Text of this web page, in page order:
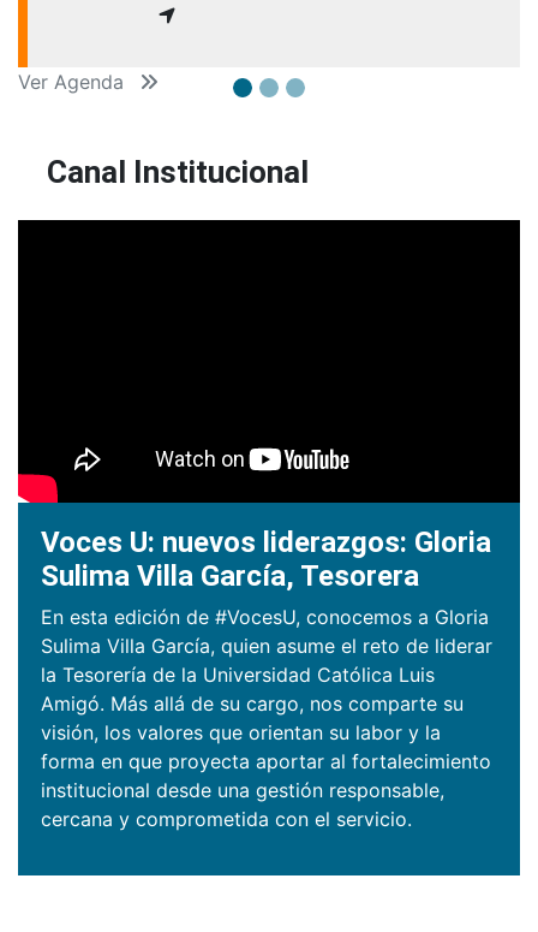
Ver Agenda
Canal Institucional
Voces U: nuevos liderazgos: Gloria
Sulima Villa García, Tesorera
En esta edición de #VocesU, conocemos a Gloria
Sulima Villa García, quien asume el reto de liderar
la Tesorería de la Universidad Católica Luis
Amigó. Más allá de su cargo, nos comparte su
visión, los valores que orientan su labor y la
forma en que proyecta aportar al fortalecimiento
institucional desde una gestión responsable,
cercana y comprometida con el servicio.